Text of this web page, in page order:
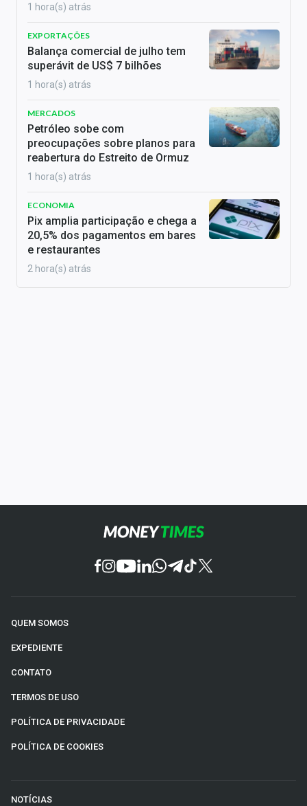
1 hora(s) atrás
EXPORTAÇÕES
Balança comercial de julho tem
superávit de US$ 7 bilhões
1 hora(s) atrás
MERCADOS
Petróleo sobe com
preocupações sobre planos para
reabertura do Estreito de Ormuz
1 hora(s) atrás
ECONOMIA
Pix amplia participação e chega a
20,5% dos pagamentos em bares
e restaurantes
2 hora(s) atrás
QUEM SOMOS
EXPEDIENTE
CONTATO
TERMOS DE USO
POLÍTICA DE PRIVACIDADE
POLÍTICA DE COOKIES
NOTÍCIAS